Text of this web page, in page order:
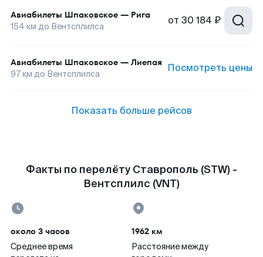
Авиабилеты Шпаковское — Рига
154 км до Вентсплилса от 30 184 ₽
Авиабилеты Шпаковское — Лиепая
97км до Вентсплилса Посмотреть цены
Показать больше рейсов
Факты по перелёту Ставрополь (STW) -
Вентсплилс (VNT)
около 3 часов
Среднее время
1962 км
Расстояние между